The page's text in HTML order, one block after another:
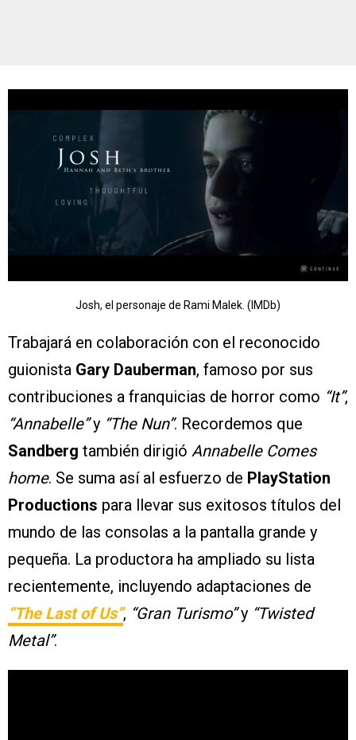
Josh, el personaje de Rami Malek. (IMDb)
Trabajará en colaboración con el reconocido
guionista Gary Dauberman, famoso por sus
contribuciones a franquicias de horror como “It”,
“Annabelle”y “The Nun”. Recordemos que
Sandberg también dirigió Annabelle Comes
home. Se suma así al esfuerzo de PlayStation
Productions para llevar sus exitosos títulos del
mundo de las consolas a la pantalla grande y
pequeña. La productora ha ampliado su lista
recientemente, incluyendo adaptaciones de
“The Last of Us”, “Gran Turismo”y “Twisted
Metal”.